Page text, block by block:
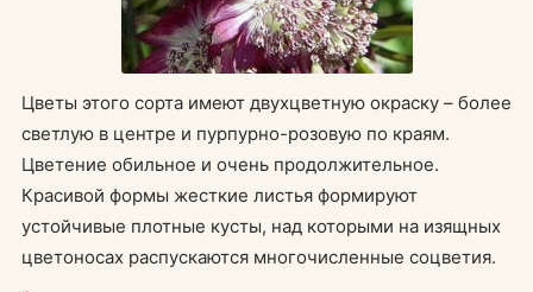
Цветы этого сорта имеют двухцветную окраску – более
светлую в центре и пурпурно-розовую по краям.
Цветение обильное и очень продолжительное.
Красивой формы жесткие листья формируют
устойчивые плотные кусты, над которыми на изящных
цветоносах распускаются многочисленные соцветия.